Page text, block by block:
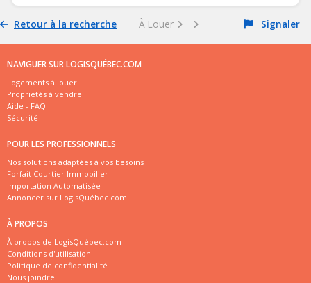
Retour à la recherche À Louer Signaler
NAVIGUER SUR LOGISQUÉBEC.COM
Logements à louer
Propriétés à vendre
Aide - FAQ
Sécurité
POUR LES PROFESSIONNELS
Nos solutions adaptées à vos besoins
Forfait Courtier Immobilier
Importation Automatisée
Annoncer sur LogisQuébec.com
À PROPOS
À propos de LogisQuébec.com
Conditions d'utilisation
Politique de confidentialité
Nous joindre